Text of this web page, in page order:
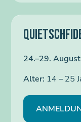
24.–29.
Alter: 14 – 25